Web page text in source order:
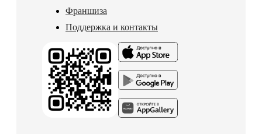
Франшиза
Поддержка и контакты